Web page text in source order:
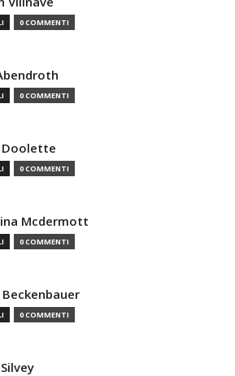
0 COMMENTI
0 COMMENTI
Doolette
0 COMMENTI
Mcdermott
0 COMMENTI
0 COMMENTI